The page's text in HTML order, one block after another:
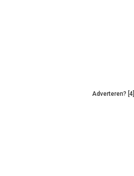
Adverteren? [4]